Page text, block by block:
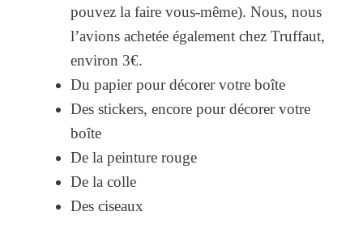
pouvez la faire vous-même). Nous, nous
l’avions achetée également chez Truffaut,
environ 3€.
Du papier pour décorer votre boîte
Des stickers, encore pour décorer votre
boîte
De la peinture rouge
De la colle
Des ciseaux